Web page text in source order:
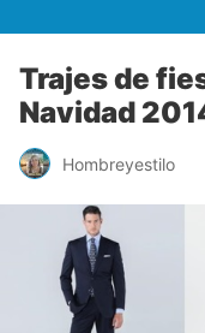
Trajes de
Navidad
Hombreyestilo